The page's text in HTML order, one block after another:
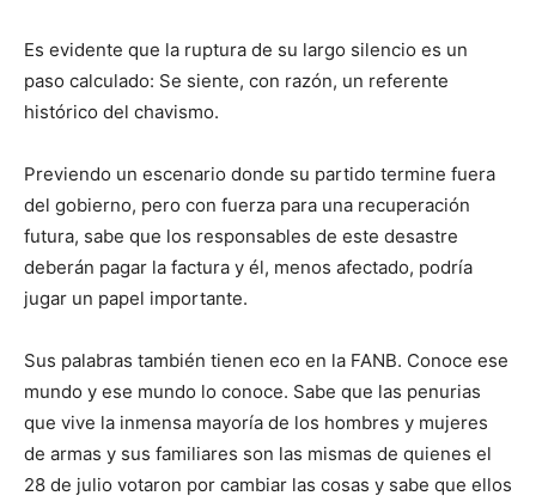
Es evidente que la ruptura de su largo silencio es un
paso calculado: Se siente, con razón, un referente
histórico del chavismo.
Previendo un escenario donde su partido termine fuera
del gobierno, pero con fuerza para una recuperación
futura, sabe que los responsables de este desastre
deberán pagar la factura y él, menos afectado, podría
jugar un papel importante.
Sus palabras también tienen eco en la FANB. Conoce ese
mundo y ese mundo lo conoce. Sabe que las penurias
que vive la inmensa mayoría de los hombres y mujeres
de armas y sus familiares son las mismas de quienes el
28 de julio votaron por cambiar las cosas y sabe que ellos